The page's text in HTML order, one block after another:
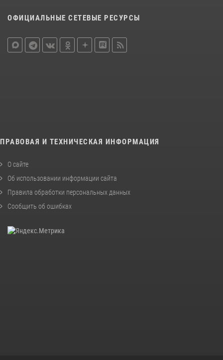
ОФИЦИАЛЬНЫЕ СЕТЕВЫЕ РЕСУРСЫ
ПРАВОВАЯ И ТЕХНИЧЕСКАЯ ИНФОРМАЦИЯ
О сайте
Об использовании информации сайта
Правила обработки персональных данных
Сообщить об ошибках